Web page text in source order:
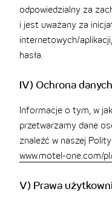
odpowiedzialny za
i jest uważany za
internetowych/
hasła.
IV) Ochrona danych
Informacje o tym, w
przetwarzamy dane
znaleźć w naszej
www.motel-one.com/
V) Prawa